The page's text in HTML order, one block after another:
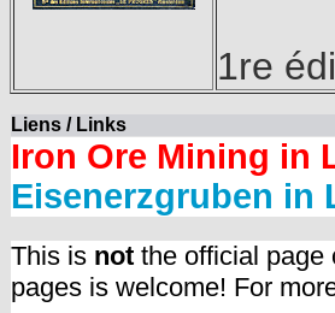
1re
Liens / Links
Iron Ore Mining in
Eisenerzgruben in
This is not the official page
pages is welcome! For